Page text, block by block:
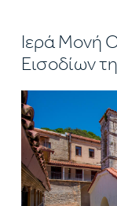
Ιερά Μονή
Εισοδίων